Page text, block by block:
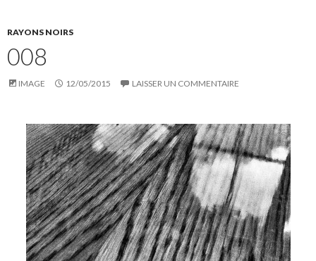
RAYONS NOIRS
008
IMAGE 12/05/2015 LAISSER UN COMMENTAIRE